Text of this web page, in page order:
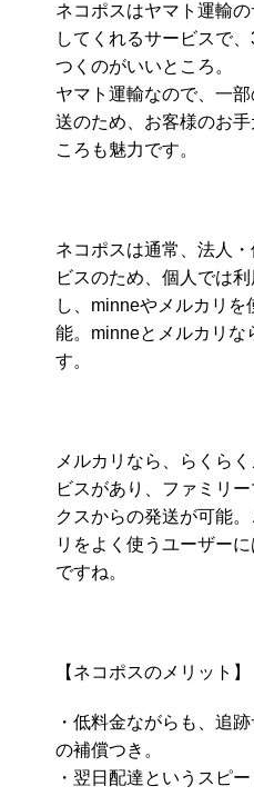
ネコポスはヤマト運輸
してくれるサービスで
つくのがいいところ。
ヤマト運輸なので、一
送のため、お客様のお
ころも魅力です。
ネコポスは通常、法人
ビスのため、個人では
し、minneやメルカリ
能。minneとメルカリな
す。
メルカリなら、らくら
ビスがあり、ファミリ
クスからの発送が可能
リをよく使うユーザー
ですね。
【ネコポスのメリット】
・低料金ながらも、追
の補償つき。
・翌日配達というスピー